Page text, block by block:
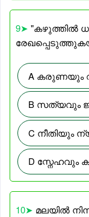
9➤ "കഴുത്തിൽ
A കരുണയും
B സത്യവും
C നീതിയും
D
10➤ മലയിൽ